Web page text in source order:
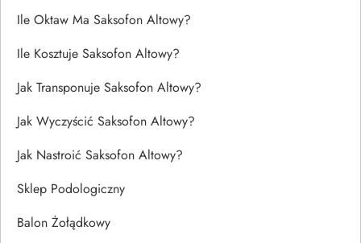
Ile Oktaw Ma Saksofon Altowy?
Ile Kosztuje Saksofon Altowy?
Jak Transponuje Saksofon Altowy?
Jak Wyczyścić Saksofon Altowy?
Jak Nastroić Saksofon Altowy?
Sklep Podologiczny
Balon Żołądkowy